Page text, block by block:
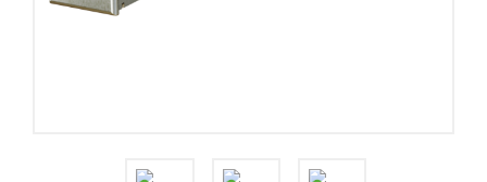
Bảo trì – Bảo dưỡng hệ thống
Thi công – Lắp đặt hệ thống HVAC
Yêu cầu báo giá